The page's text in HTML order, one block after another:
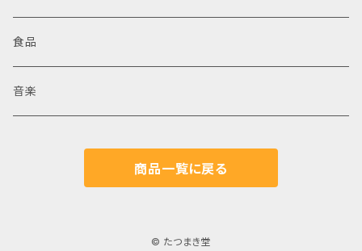
食品
音楽
商品一覧に戻る
© たつまき堂